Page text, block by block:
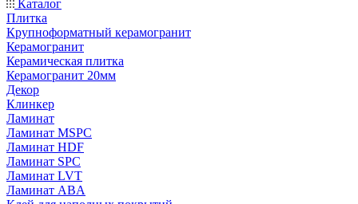
Каталог
Плитка
Крупноформатный керамогранит
Керамогранит
Керамическая плитка
Керамогранит 20мм
Декор
Клинкер
Ламинат
Ламинат MSPC
Ламинат HDF
Ламинат SPC
Ламинат LVT
Ламинат ABA